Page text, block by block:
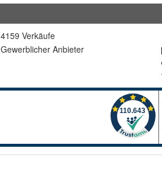
4159 Verkäufe
Gewerblicher Anbieter